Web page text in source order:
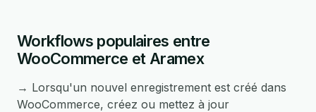
Workflows populaires entre
WooCommerce et Aramex
→ Lorsqu'un nouvel enregistrement est créé dans
WooCommerce, créez ou mettez à jour